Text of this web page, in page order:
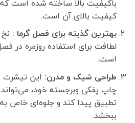
باکیفیت بالا ساخته شده است
کیفیت بالای آن است.
بهترین گذینه برای فصل گرما : نخ
لطافت برای استفاده روزمره در
است.
طراحی شیک و مدرن:این تیشرت
چاپ پفکی وبرجسته خود، می‌تواند
تطبیق پیدا کند و جلوه‌ای خاص
ببخشد.